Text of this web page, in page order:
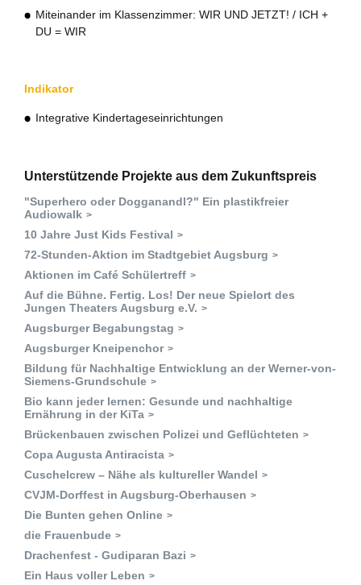
Miteinander im Klassenzimmer: WIR UND JETZT! / ICH +
DU = WIR
Indikator
Integrative Kindertageseinrichtungen
Unterstützende Projekte aus dem Zukunftspreis
"Superhero oder Dogganandl?" Ein plastikfreier
Audiowalk
10 Jahre Just Kids Festival
72-Stunden-Aktion im Stadtgebiet Augsburg
Aktionen im Café Schülertreff
Auf die Bühne. Fertig. Los! Der neue Spielort des
Jungen Theaters Augsburg e.V.
Augsburger Begabungstag
Augsburger Kneipenchor
Bildung für Nachhaltige Entwicklung an der Werner-von-
Siemens-Grundschule
Bio kann jeder lernen: Gesunde und nachhaltige
Ernährung in der KiTa
Brückenbauen zwischen Polizei und Geflüchteten
Copa Augusta Antiracista
Cuschelcrew – Nähe als kultureller Wandel
CVJM-Dorffest in Augsburg-Oberhausen
Die Bunten gehen Online
die Frauenbude
Drachenfest - Gudiparan Bazi
Ein Haus voller Leben